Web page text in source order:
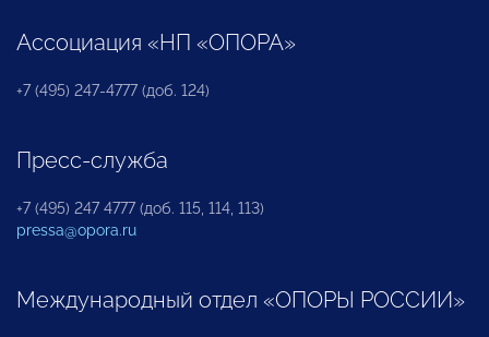
Ассоциация «НП «ОПОРА»
+7 (495) 247-4777 (доб. 124)
Пресс-служба
+7 (495) 247 4777 (доб. 115, 114, 113)
pressa@opora.ru
Международный отдел «ОПОРЫ РОССИИ»